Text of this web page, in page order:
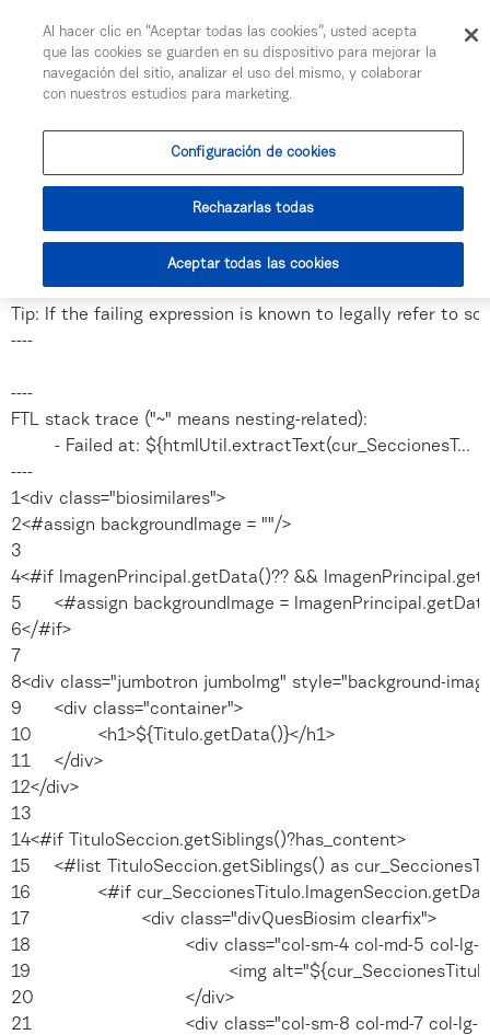
Saltar al contenido principal
Presencia de Farmavenix en Pharma 2018 en Lisboa
The following has evaluated to null or missing:
==> htmlUtil.extractText  [in template
Tip: It's the step after the last dot that caused this error,
Tip: If the failing expression is known to legally refer to
----
----
FTL stack trace ("~" means nesting-related):
----
1<div class="biosimilares">
2<#assign backgroundImage = ""/>
3
4<#if ImagenPrincipal.getData()?? &&
5
<#assign backgroundImage =
6</#if>
7
8<div class="jumbotron jumboImg" style="background-
9
	<div class="container">
10
		<h1>${Titulo.getData()}</h1>
11
	</div>
12</div>
13
14<#if TituloSeccion.getSiblings()?has_content>
15
<#list TituloSeccion.getSiblings() as
16
<#if
17
			<div class="divQuesBiosim clearfix">
18
<div class="col-sm-4 col-md-5 col-
19
<img
20
				</div>
21
<div class="col-sm-8 col-md-7 col-
Al hacer clic en “Aceptar todas las cookies”, usted acepta
que las cookies se guarden en su dispositivo para mejorar la
navegación del sitio, analizar el uso del mismo, y colaborar
con nuestros estudios para marketing.
Configuración de cookies
Rechazarlas todas
Aceptar todas las cookies